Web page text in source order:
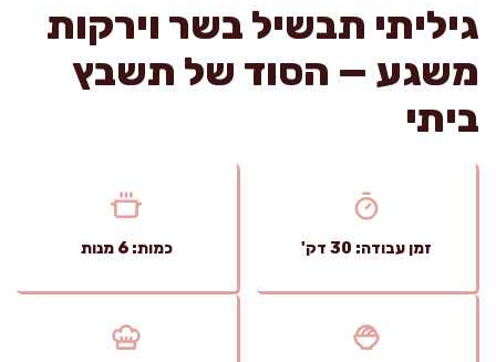
גיליתי תבשיל בשר וירקות
משגע — הסוד של תשבץ
ביתי
זמן עבודה: 30 דק' כמות: 6 מנות